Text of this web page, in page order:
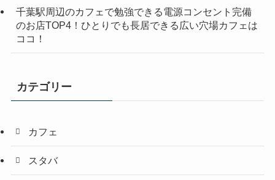
千葉駅周辺のカフェで勉強できる電源コンセント完備
のお店TOP4！ひとりでも長居できる広い穴場カフェは
ココ！
カテゴリー
カフェ
スタバ